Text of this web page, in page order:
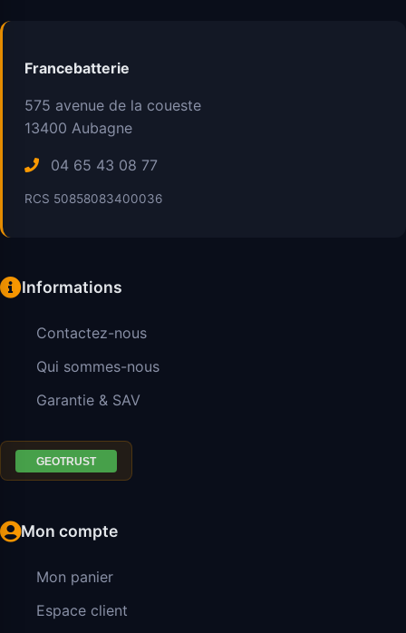
Francebatterie
575 avenue de la coueste
13400 Aubagne
04 65 43 08 77
RCS 50858083400036
Informations
Contactez-nous
Qui sommes-nous
Garantie & SAV
Mon compte
Mon panier
Espace client